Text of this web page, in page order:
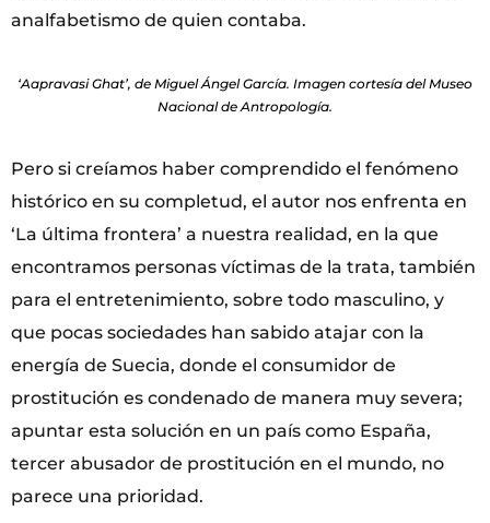
analfabetismo de quien contaba.
‘Aapravasi Ghat’, de Miguel Ángel García. Imagen cortesía del Museo
Nacional de Antropología.
Pero si creíamos haber comprendido el fenómeno
histórico en su completud, el autor nos enfrenta en
‘La última frontera’ a nuestra realidad, en la que
encontramos personas víctimas de la trata, también
para el entretenimiento, sobre todo masculino, y
que pocas sociedades han sabido atajar con la
energía de Suecia, donde el consumidor de
prostitución es condenado de manera muy severa;
apuntar esta solución en un país como España,
tercer abusador de prostitución en el mundo, no
parece una prioridad.